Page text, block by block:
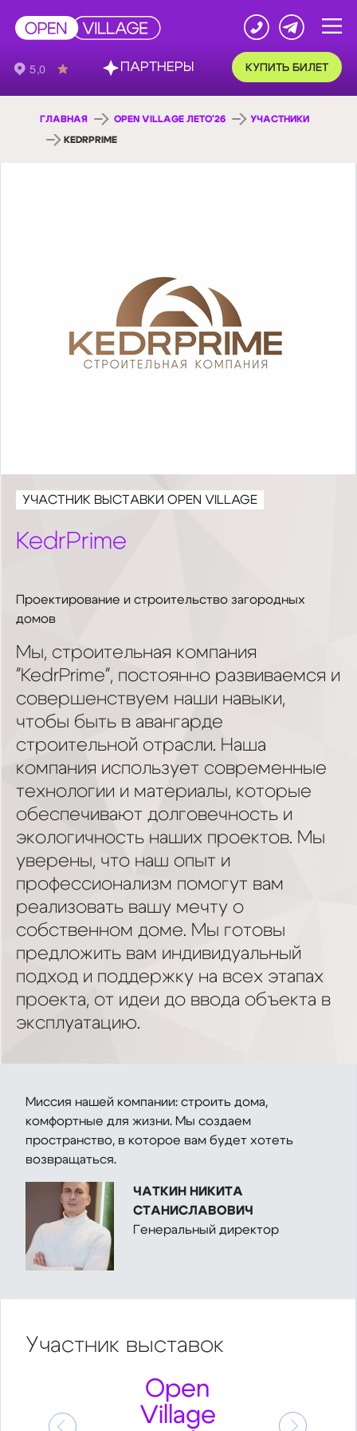
КУПИТЬ БИЛЕТ
ГЛАВНАЯ OPEN VILLAGE ЛЕТО'26 УЧАСТНИКИ
KEDRPRIME
УЧАСТНИК ВЫСТАВКИ OPEN VILLAGE
KedrPrime
Проектирование и строительство загородных
домов
Мы, строительная компания
"KedrPrime", постоянно развиваемся и
совершенствуем наши навыки,
чтобы быть в авангарде
строительной отрасли. Наша
компания использует современные
технологии и материалы, которые
обеспечивают долговечность и
экологичность наших проектов. Мы
уверены, что наш опыт и
профессионализм помогут вам
реализовать вашу мечту о
собственном доме. Мы готовы
предложить вам индивидуальный
подход и поддержку на всех этапах
проекта, от идеи до ввода объекта в
эксплуатацию.
Миссия нашей компании: строить дома,
комфортные для жизни. Мы создаем
пространство, в которое вам будет хотеть
возвращаться.
ЧАТКИН НИКИТА
СТАНИСЛАВОВИЧ
Генеральный директор
Участник выставок
Open
Village